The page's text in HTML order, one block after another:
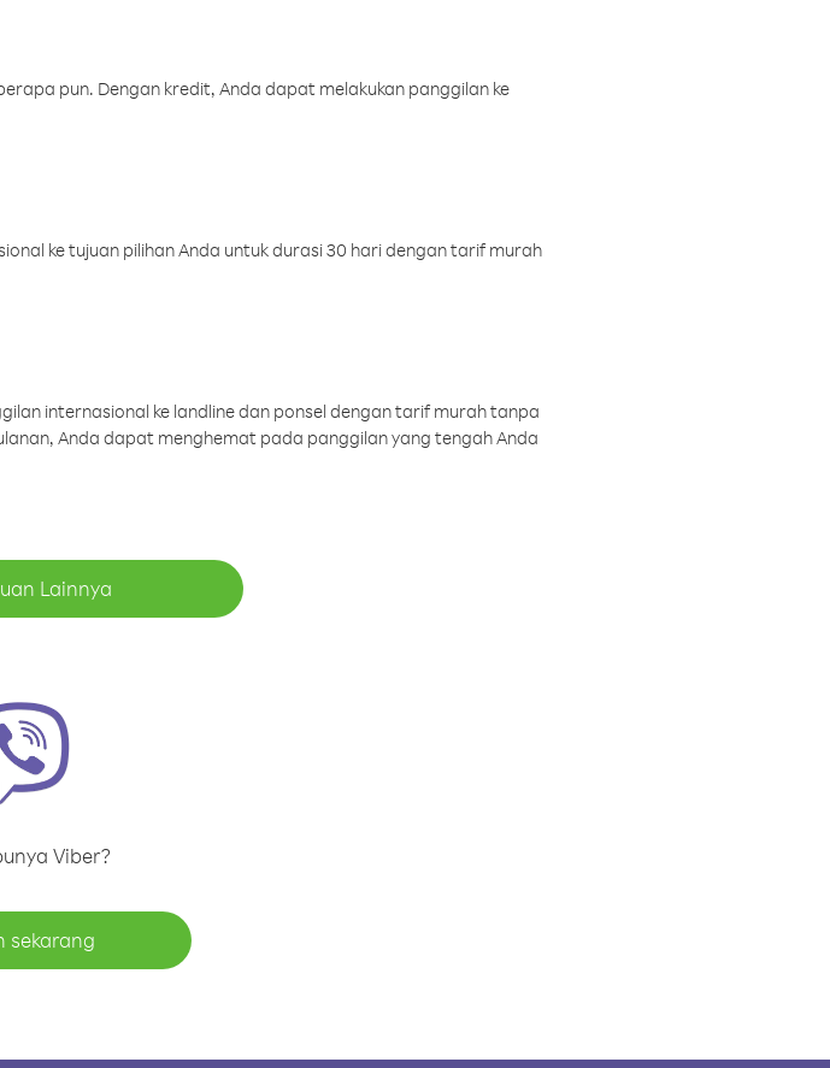
pun. Dengan kredit, Anda dapat melakukan panggilan ke
ke tujuan pilihan Anda untuk durasi 30 hari dengan tarif murah
internasional ke landline dan ponsel dengan tarif murah tanpa
Anda dapat menghemat pada panggilan yang tengah Anda
Lainnya
Viber?
sekarang